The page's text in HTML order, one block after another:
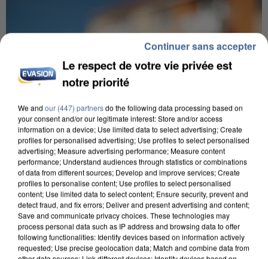
IL TUE SON FILS ET ENVOIE DES PHOTOS À SON
EX-COMPAGNE À NICE
Le respect de votre vie privée est
notre priorité
We and our (447) partnersdo the following data processing based on
your consent and/or our legitimate interest: Store and/or access
information on a device; Use limited data to select advertising; Create
profiles for personalised advertising; Use profiles to select personalised
advertising; Measure advertising performance; Measure content
performance; Understand audiences through statistics or combinations
of data from different sources; Develop and improve services; Create
profiles to personalise content; Use profiles to select personalised
content; Use limited data to select content; Ensure security, prevent and
detect fraud, and fix errors; Deliver and present advertising and content;
Save and communicate privacy choices. These technologies may
process personal data such as IP address and browsing data to offer
following functionalities: Identify devices based on information actively
requested; Use precise geolocation data; Match and combine data from
Continuer sans accepter